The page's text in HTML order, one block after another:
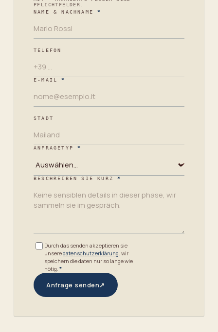
this
PFLICHTFELDER.
NAME & NACHNAME
*
TELEFON
E‑MAIL *
STADT
ANFRAGETYP *
BESCHREIBEN SIE KURZ *
Durch das senden akzeptieren sie
unseredatenschutzerklärung. wir
speichern die daten nur so lange wie
nötig. *
Anfrage senden↗